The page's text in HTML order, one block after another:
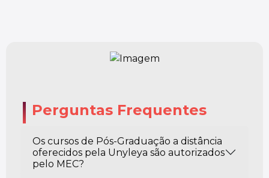
Perguntas Frequentes
Os cursos de Pós-Graduação a distância
oferecidos pela Unyleya são autorizados
pelo MEC?